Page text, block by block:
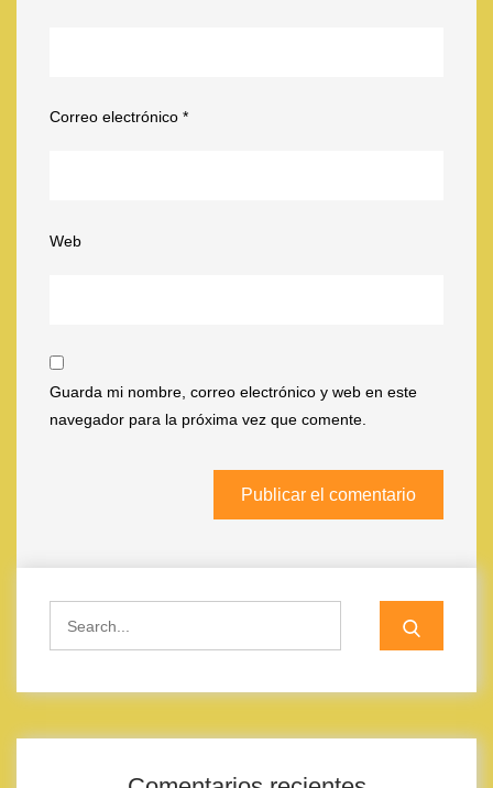
Correo electrónico *
Web
Guarda mi nombre, correo electrónico y web en este
navegador para la próxima vez que comente.